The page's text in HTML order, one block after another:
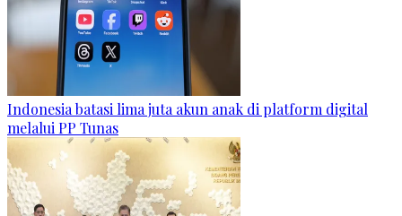
Indonesia batasi lima juta akun anak di platform digital
melalui PP Tunas